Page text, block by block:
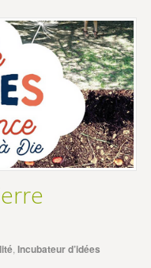
, Incubateur d’idées